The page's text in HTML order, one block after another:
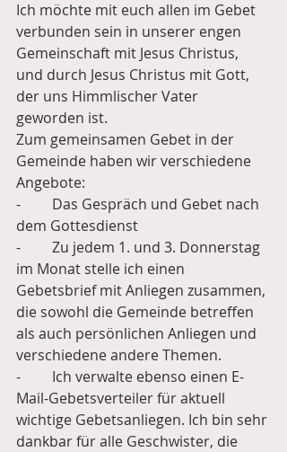
Ich möchte mit euch allen im Gebet
verbunden sein in unserer engen
Gemeinschaft mit Jesus Christus,
und durch Jesus Christus mit Gott,
der uns Himmlischer Vater
geworden ist.
Zum gemeinsamen Gebet in der
Gemeinde haben wir verschiedene
Angebote:
-	Das Gespräch und Gebet nach
dem Gottesdienst
-	Zu jedem 1. und 3. Donnerstag
im Monat stelle ich einen
Gebetsbrief mit Anliegen zusammen,
die sowohl die Gemeinde betreffen
als auch persönlichen Anliegen und
verschiedene andere Themen.
-	Ich verwalte ebenso einen E-
Mail-Gebetsverteiler für aktuell
wichtige Gebetsanliegen. Ich bin sehr
dankbar für alle Geschwister, die